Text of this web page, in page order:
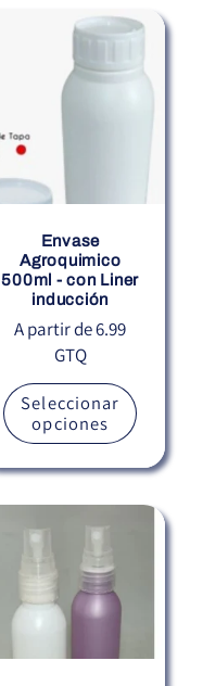
Envase
Agroquimico
500ml - con Liner
inducción
Precio
habitual
A partir de 6.99
GTQ
Seleccionar
opciones